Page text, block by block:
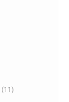
(11)